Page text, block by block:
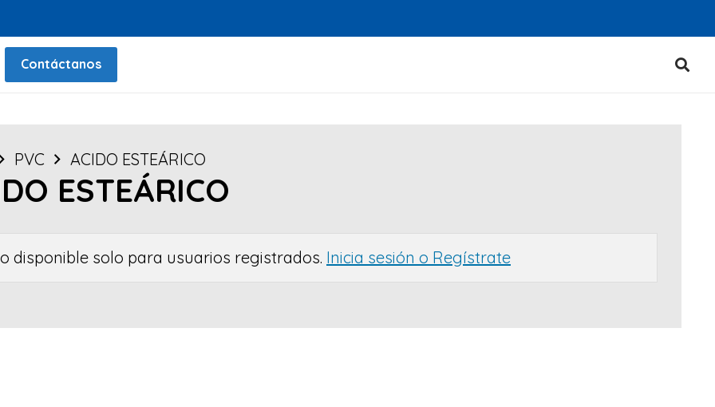
Contáctanos
PVC ACIDO ESTEÁRICO
ESTEÁRICO
disponible solo para usuarios registrados. Inicia sesión o Regístrate